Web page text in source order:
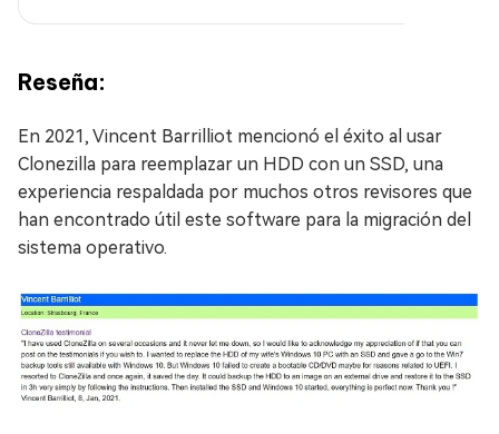
Reseña:
En 2021, Vincent Barrilliot mencionó el éxito al usar
Clonezilla para reemplazar un HDD con un SSD, una
experiencia respaldada por muchos otros revisores que
han encontrado útil este software para la migración del
sistema operativo.